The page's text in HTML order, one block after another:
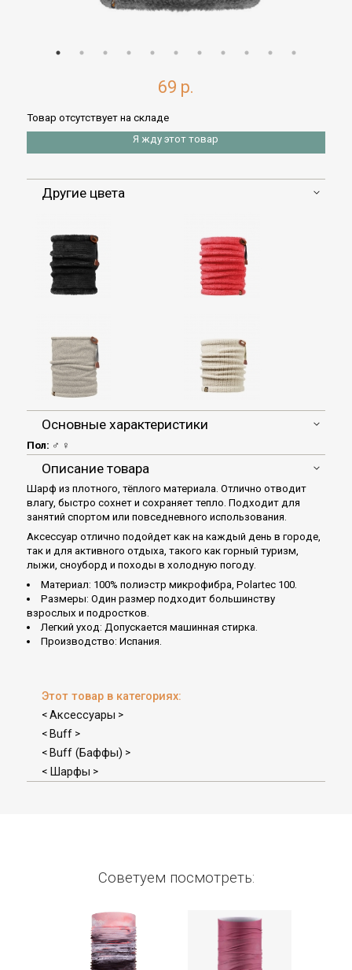
69 р.
Товар отсутствует на складе
Я жду этот товар
Другие цвета
Основные характеристики
Пол: ♂ ♀
Описание товара
Шарф из плотного, тёплого материала. Отлично отводит
влагу, быстро сохнет и сохраняет тепло. Подходит для
занятий спортом или повседневного использования.
Аксессуар отлично подойдет как на каждый день в городе,
так и для активного отдыха, такого как горный туризм,
лыжи, сноуборд и походы в холодную погоду.
Материал: 100% полиэстр микрофибра, Polartec 100.
Размеры: Один размер подходит большинству
взрослых и подростков.
Легкий уход: Допускается машинная стирка.
Производство: Испания.
Этот товар в категориях:
< Аксессуары >
< Buff>
< Buff (Баффы) >
< Шарфы >
Советуем посмотреть: